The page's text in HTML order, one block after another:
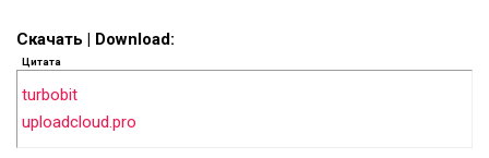
Скачать | Download:
Цитата
turbobit
uploadcloud.pro